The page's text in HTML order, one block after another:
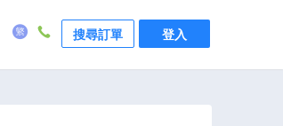
搜尋訂單 登入